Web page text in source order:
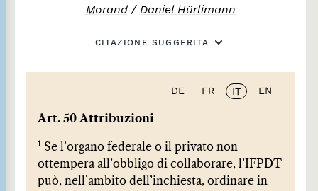
Morand/ Daniel Hürlimann
CITAZIONE SUGGERITA
DE FR IT EN
Art. 50 Attribuzioni
1 Se l’organo federale o il privato non
ottempera all’obbligo di collaborare, l’IFPDT
può, nell’ambito dell’inchiesta, ordinare in